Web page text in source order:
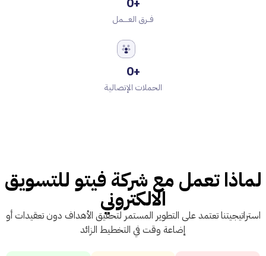
فــرق العــــمل
الحملات الإتصالية
0+
لماذا تعمل مع شركة فيتو للتسويق
الالكتروني
استراتيجيتنا تعتمد على التطوير المستمر لتحقيق الأهداف دون تعقيدات أو
إضاعة وقت في التخطيط الزائد